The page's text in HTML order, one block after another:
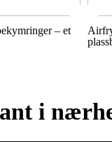
– et
i